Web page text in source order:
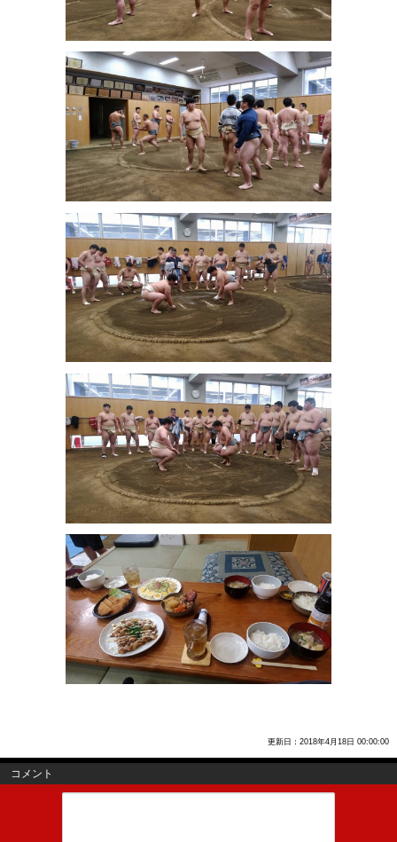
更新日：2018年4月18日 00:00:00
コメント